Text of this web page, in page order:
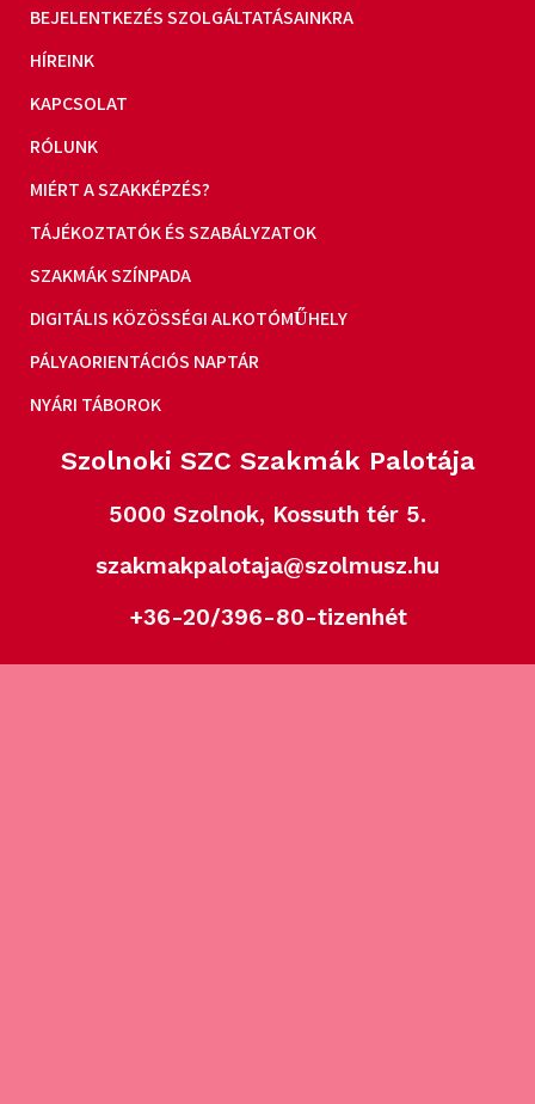
BEJELENTKEZÉS SZOLGÁLTATÁSAINKRA
HÍREINK
KAPCSOLAT
RÓLUNK
MIÉRT A SZAKKÉPZÉS?
TÁJÉKOZTATÓK ÉS SZABÁLYZATOK
SZAKMÁK SZÍNPADA
DIGITÁLIS KÖZÖSSÉGI ALKOTÓMŰHELY
PÁLYAORIENTÁCIÓS NAPTÁR
NYÁRI TÁBOROK
Szolnoki SZC Szakmák Palotája
5000 Szolnok, Kossuth tér 5.
szakmakpalotaja@szolmusz.hu
+36-20/396-80-tizenhét